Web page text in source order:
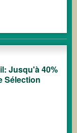
Jusqu'à 40%
Sélection